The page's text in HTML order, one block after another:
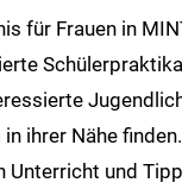
für Frauen in
ihrer Nähe
und